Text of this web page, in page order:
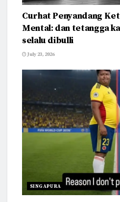
Curhat Penyandang
Mental: dan tetangga
selalu dibulli
July 23, 2026
SINGAPURA